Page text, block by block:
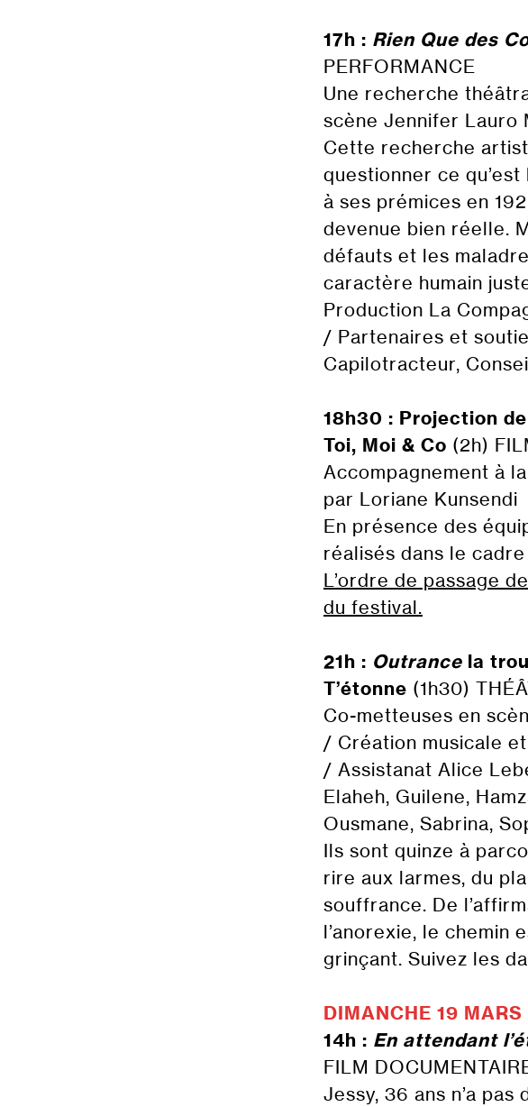
17h : Rien Que des
PERFORMANCE
Une recherche
scène Jennifer Lauro
Cette recherche
questionner ce
à ses prémices en
devenue bien réelle.
défauts et les
caractère humain
Production La
/ Partenaires et
Capilotracteur,
18h30 : Projection
Toi, Moi & Co (2h)
Accompagnement à
par Loriane Kunsendi
En présence des
réalisés dans le
L’ordre de passage
du festival.
21h : Outrance la
T’étonne (1h30)
Co-metteuses en
/ Création musicale
/ Assistanat Alice
Elaheh, Guilene,
Ousmane, Sabrina,
Ils sont quinze à
rire aux larmes, du
souffrance. De
l’anorexie, le chemin
grinçant. Suivez les
DIMANCHE 19 MARS
14h : En attendant
FILM
Jessy, 36 ans n’a